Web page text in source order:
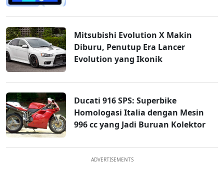
Mitsubishi Evolution X Makin
Diburu, Penutup Era Lancer
Evolution yang Ikonik
Ducati 916 SPS: Superbike
Homologasi Italia dengan Mesin
996 cc yang Jadi Buruan Kolektor
ADVERTISEMENTS